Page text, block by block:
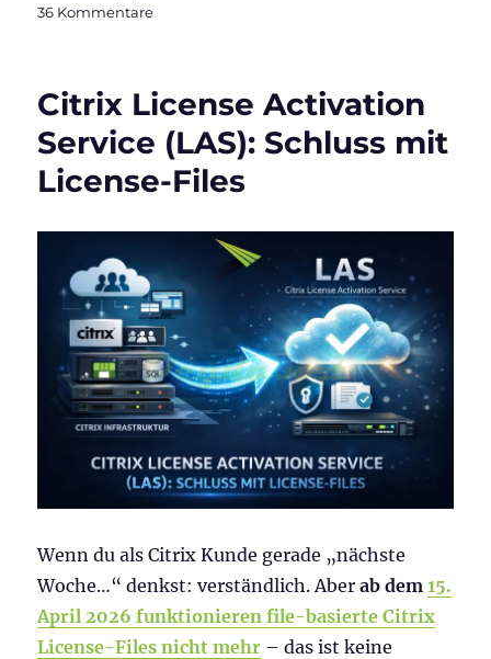
36 Kommentarezu
(Version
in
Citrix
installieren
Citrix License Activation
Service (LAS): Schluss mit
License-Files
Wenn du als Citrix Kunde gerade „nächste
Woche…“ denkst: verständlich. Aberab dem15.
April 2026 funktionieren file-basierte Citrix
License-Files nicht mehr – das ist keine